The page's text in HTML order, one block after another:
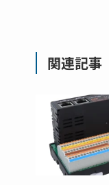
関連記事